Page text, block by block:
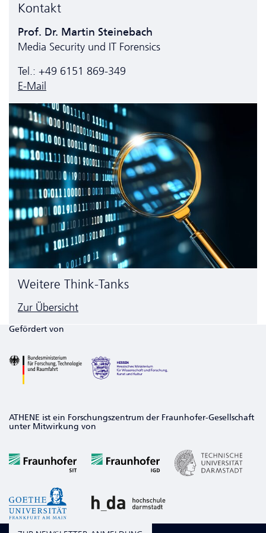
Kontakt
Prof. Dr. Martin Steinebach
Media Security und IT Forensics
Tel.: +49 6151 869-349
E-Mail
Weitere Think-Tanks
Zur Übersicht
Gefördert von
ATHENE ist ein Forschungszentrum der Fraunhofer-Gesellschaft
unter Mitwirkung von